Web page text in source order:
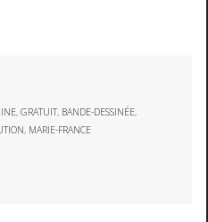
,GRATUIT, BANDE-DESSINÉE,
, MARIE-FRANCE